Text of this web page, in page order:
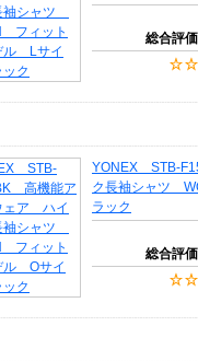
総合評価
YONEX STB-
ク長袖シャツ
ラック
総合評価